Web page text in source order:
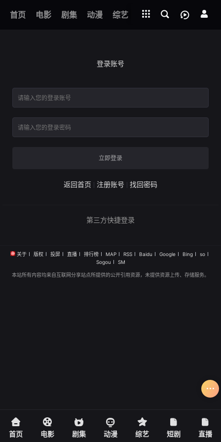
首页 电影 剧集 动漫 综艺 短剧 直播 APP
下载客户端 01
天赋异禀 第二季
登录账号
立即登录
返回首页 注册账号 找回密码
第三方快捷登录
关于 版权 投屏 直播 排行榜 MAP RSS Baidu Google Bing
so
Sogou
SM
本站所有内容均来自互联网分享站点所提供的公开引用资源，未提供资源上传、存储服务。
首页 电影 剧集 动漫 综艺 短剧 直播